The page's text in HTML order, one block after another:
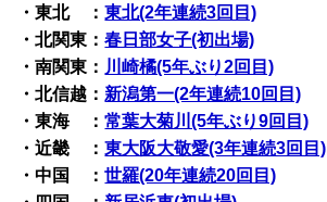
・東北 ：東北(2年連続3回目)
・北関東：春日部女子(初出場)
・南関東： 川崎橘(5年ぶり2回目)
・北信越：新潟第一(2年連続10回目)
・東海 ：常葉大菊川(5年ぶり9回目)
・近畿 ：東大阪大敬愛(3年連続3回目)
・中国 ：世羅(20年連続20回目)